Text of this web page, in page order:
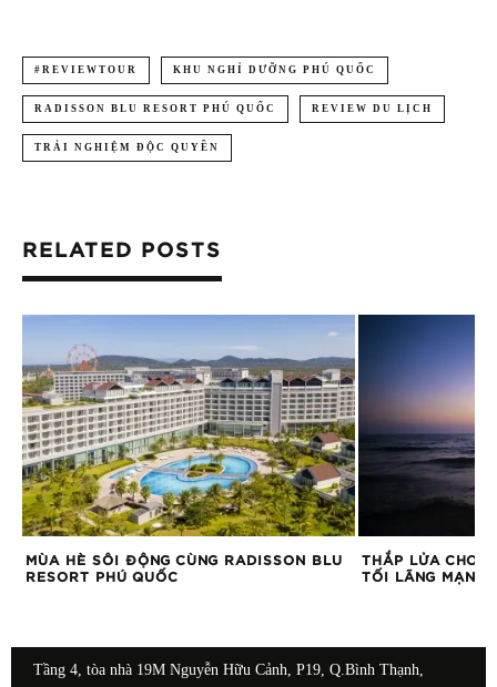
#REVIEWTOUR KHU NGHỈ DƯỠNG PHÚ QUỐC
RADISSON BLU RESORT PHÚ QUỐC REVIEW DU LỊCH
TRẢI NGHIỆM ĐỘC QUYỀN
RELATED POSTS
MÙA HÈ SÔI ĐỘNG CÙNG RADISSON BLU
RESORT PHÚ QUỐC
THẮP LỬA CHO
TỐI LÃNG MẠN
Tầng 4, tòa nhà 19M Nguyễn Hữu Cảnh, P19, Q.Bình Thạnh,